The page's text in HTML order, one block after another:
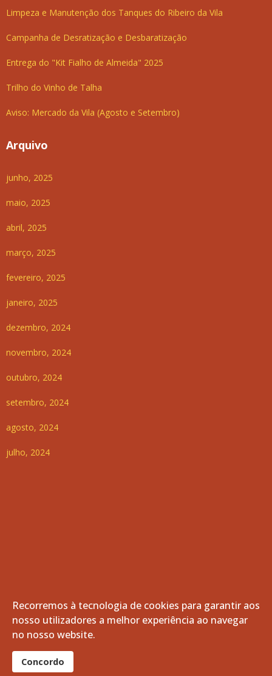
Limpeza e Manutenção dos Tanques do Ribeiro da Vila
Campanha de Desratização e Desbaratização
Entrega do "Kit Fialho de Almeida" 2025
Trilho do Vinho de Talha
Aviso: Mercado da Vila (Agosto e Setembro)
Arquivo
junho, 2025
maio, 2025
abril, 2025
março, 2025
fevereiro, 2025
janeiro, 2025
dezembro, 2024
novembro, 2024
outubro, 2024
setembro, 2024
agosto, 2024
julho, 2024
Recorremos à tecnologia de cookies para garantir aos
nosso utilizadores a melhor experiência ao navegar
no nosso website.
Concordo